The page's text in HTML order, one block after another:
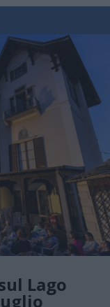
Lago